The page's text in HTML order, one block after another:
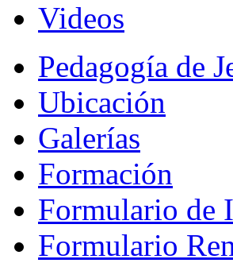
Videos
Pedagogía de
Ubicación
Galerías
Formación
Formulario de
Formulario